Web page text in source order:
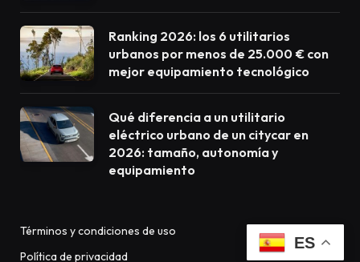
Ranking 2026: los 6 utilitarios
urbanos por menos de 25.000 € con
mejor equipamiento tecnológico
Qué diferencia a un utilitario
eléctrico urbano de un citycar en
2026: tamaño, autonomía y
equipamiento
Términos y condiciones de uso
Política de privacidad
ES